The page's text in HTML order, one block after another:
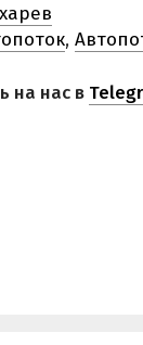
,
на нас в